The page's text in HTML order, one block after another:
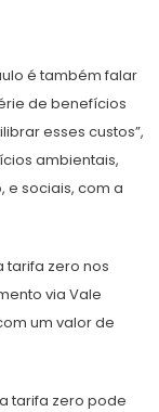
é também falar
de benefícios
esses custos”,
ambientais,
e sociais, com a
tarifa zero nos
via Vale
um valor de
tarifa zero pode